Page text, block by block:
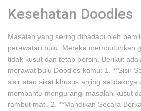
Kesehatan Doodles
Masalah yang sering dihadapi oleh
perawatan bulu. Mereka membutuhkan
tidak kusut dan tetap bersih. Berikut
merawat bulu Doodles kamu: 1. **Sisir
sisir atau sikat khusus anjing setidaknya
membantu mengurangi masalah kusut
rambut mati. 2. **Mandikan Secara